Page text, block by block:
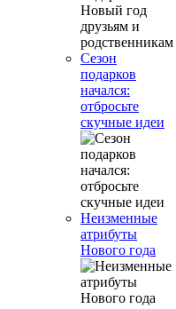
Сезон
подарков
начался:
отбросьте
скучные идеи
Неизменные
атрибуты
Нового года